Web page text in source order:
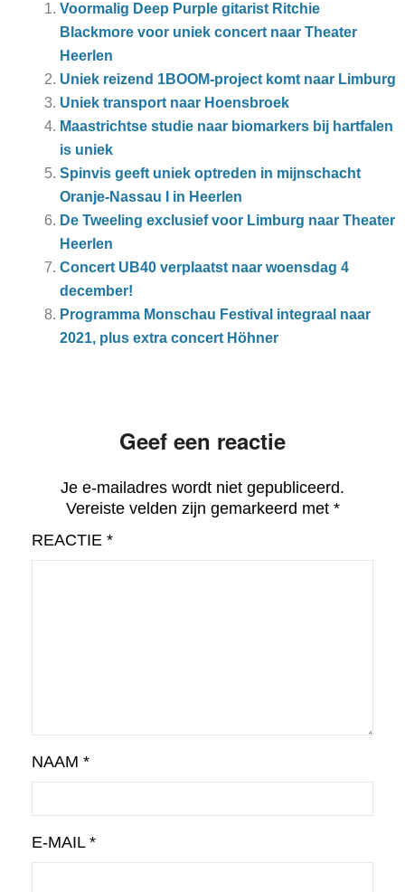
Voormalig Deep Purple gitarist Ritchie
Blackmore voor uniek concert naar Theater
Heerlen
Uniek reizend 1BOOM-project komt naar Limburg
Uniek transport naar Hoensbroek
Maastrichtse studie naar biomarkers bij hartfalen
is uniek
Spinvis geeft uniek optreden in mijnschacht
Oranje-Nassau I in Heerlen
De Tweeling exclusief voor Limburg naar Theater
Heerlen
Concert UB40 verplaatst naar woensdag 4
december!
Programma Monschau Festival integraal naar
2021, plus extra concert Höhner
Geef een reactie
Je e-mailadres wordt niet gepubliceerd.
Vereiste velden zijn gemarkeerd met *
REACTIE *
NAAM *
E-MAIL *